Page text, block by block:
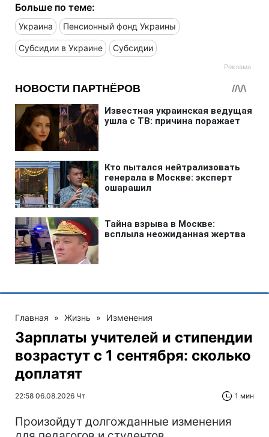
Больше по теме:
Украина Пенсионный фонд Украины
Субсидии в Украине Субсидии
Главная » Жизнь » Изменения
Зарплаты учителей и стипендии
возрастут с 1 сентября: сколько
доплатят
22:58 06.08.2026 Чт 1 мин
Произойдут долгожданные изменения